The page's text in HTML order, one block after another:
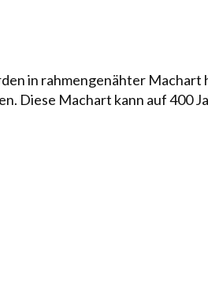
in rah­men­ge­nähter Machart
Diese Machart kann auf 400